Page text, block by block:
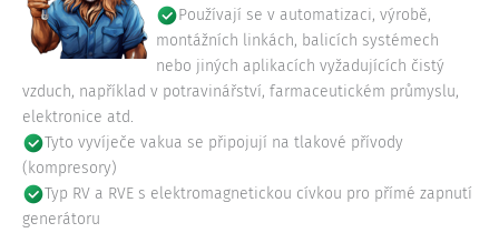
Používají se v automatizaci, výrobě,
montážních linkách, balicích systémech
nebo jiných aplikacích vyžadujících čistý
vzduch, například v potravinářství, farmaceutickém průmyslu,
elektronice atd.
Tyto vyvíječe vakua se připojují na tlakové přívody
(kompresory)
Typ RV a RVE s elektromagnetickou cívkou pro přímé zapnutí
generátoru